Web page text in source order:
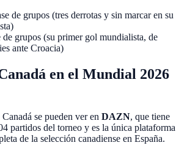
de grupos (tres derrotas y sin marcar en su
de grupos (su primer gol mundialista, de
ante Croacia)
en el Mundial 2026
se pueden ver en DAZN, que tiene
partidos del torneo y es la única plataforma
de la selección canadiense en España.